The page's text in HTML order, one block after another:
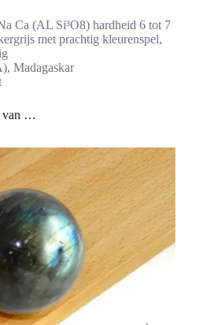
Ca (AL Si³O8) hardheid 6 tot 7
met prachtig kleurenspel,
Madagaskar
van …